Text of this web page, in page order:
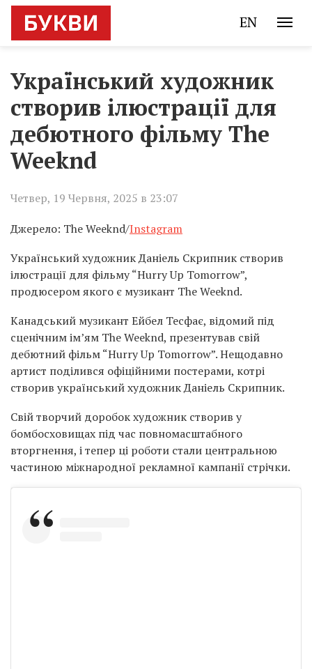
EN
Український художник
створив ілюстрації для
дебютного фільму The
Weeknd
Четвер, 19 Червня, 2025 в 23:07
Джерело: The Weeknd/Instagram
Український художник Даніель Скрипник створив
ілюстрації для фільму “Hurry Up Tomorrow”,
продюсером якого є музикант The Weeknd.
Канадський музикант Ейбел Тесфає, відомий під
сценічним ім’ям The Weeknd, презентував свій
дебютний фільм “Hurry Up Tomorrow”. Нещодавно
артист поділився офіційними постерами, котрі
створив український художник Даніель Скрипник.
Свій творчий доробок художник створив у
бомбосховищах під час повномасштабного
вторгнення, і тепер ці роботи стали центральною
частиною міжнародної рекламної кампанії стрічки.